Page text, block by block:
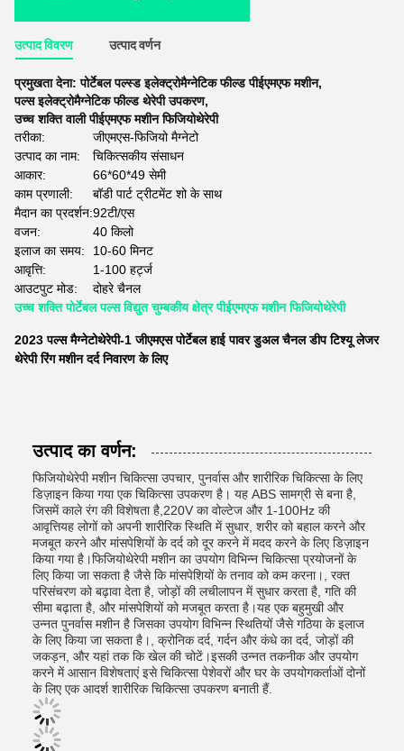
उत्पाद विवरण उत्पाद वर्णन
प्रमुखता देना:पोर्टेबल पल्स्ड इलेक्ट्रोमैग्नेटिक फील्ड पीईएमएफ मशीन,
पल्स इलेक्ट्रोमैग्नेटिक फील्ड थेरेपी उपकरण,
उच्च शक्ति वाली पीईएमएफ मशीन फिजियोथेरेपी
तरीका:
जीएमएस-फिजियो मैग्नेटो
उत्पाद का नाम:
चिकित्सकीय संसाधन
आकार:
66*60*49 सेमी
काम प्रणाली:
बॉडी पार्ट ट्रीटमेंट शो के साथ
मैदान का प्रदर्शन:92टी/एस
वजन:
40 किलो
इलाज का समय:
10-60 मिनट
आवृत्ति:
1-100 हर्ट्ज
आउटपुट मोड:
दोहरे चैनल
उच्च शक्ति पोर्टेबल पल्स विद्युत चुम्बकीय क्षेत्र पीईएमएफ मशीन फिजियोथेरेपी
2023 पल्स मैग्नेटोथेरेपी-1 जीएमएस पोर्टेबल हाई पावर डुअल चैनल डीप टिश्यू लेजर
थेरेपी रिंग मशीन दर्द निवारण के लिए
उत्पाद का वर्णन:
फिजियोथेरेपी मशीन चिकित्सा उपचार, पुनर्वास और शारीरिक चिकित्सा के लिए
डिज़ाइन किया गया एक चिकित्सा उपकरण है। यह ABS सामग्री से बना है,
जिसमें काले रंग की विशेषता है,220V का वोल्टेज और 1-100Hz की
आवृत्तियह लोगों को अपनी शारीरिक स्थिति में सुधार, शरीर को बहाल करने और
मजबूत करने और मांसपेशियों के दर्द को दूर करने में मदद करने के लिए डिज़ाइन
किया गया है।फिजियोथेरेपी मशीन का उपयोग विभिन्न चिकित्सा प्रयोजनों के
लिए किया जा सकता है जैसे कि मांसपेशियों के तनाव को कम करना।, रक्त
परिसंचरण को बढ़ावा देता है, जोड़ों की लचीलापन में सुधार करता है, गति की
सीमा बढ़ाता है, और मांसपेशियों को मजबूत करता है।यह एक बहुमुखी और
उन्नत पुनर्वास मशीन है जिसका उपयोग विभिन्न स्थितियों जैसे गठिया के इलाज
के लिए किया जा सकता है।, क्रोनिक दर्द, गर्दन और कंधे का दर्द, जोड़ों की
जकड़न, और यहां तक कि खेल की चोटें।इसकी उन्नत तकनीक और उपयोग
करने में आसान विशेषताएं इसे चिकित्सा पेशेवरों और घर के उपयोगकर्ताओं दोनों
के लिए एक आदर्श शारीरिक चिकित्सा उपकरण बनाती हैं.